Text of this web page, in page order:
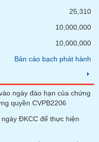
25,310
10,000,000
10,000,000
Bản cáo bạch phát hành
ngày đáo hạn của chứng
quyền CVPB2206
ĐKCC để thực hiện